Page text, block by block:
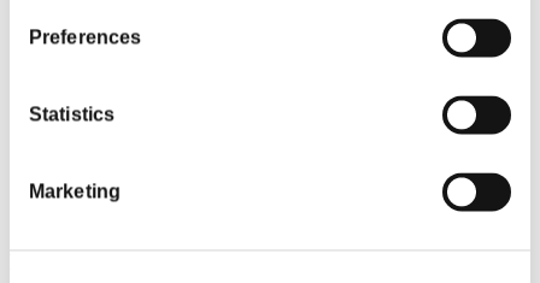
Preferences
Statistics
Marketing